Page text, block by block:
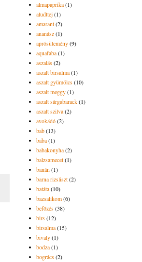
almapaprika(1)
aludttej(1)
amarant(2)
ananász(1)
aprósütemény(9)
aquafaba(1)
aszalás(2)
aszalt birsalma(1)
aszalt gyümölcs(10)
aszalt meggy(1)
aszalt sárgabarack(1)
aszalt szilva(2)
avokádó(2)
bab(13)
baba(1)
babakonyha(2)
balzsamecet(1)
banán(1)
barna rizsliszt(2)
batáta(10)
bazsalikom(6)
befőzés(38)
birs(12)
birsalma(15)
bivaly(1)
bodza(1)
bogrács(2)